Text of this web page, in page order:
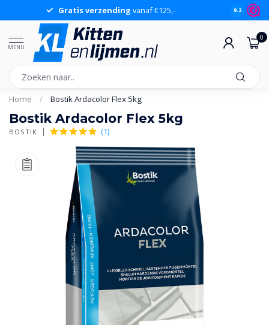
Gratis verzending vanaf €125,- 9.2
MENU
0
Home / Bostik Ardacolor Flex 5kg
Bostik Ardacolor Flex 5kg
BOSTIK (1)